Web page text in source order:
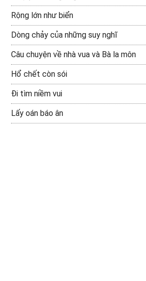
Rộng lớn như biển
Dòng chảy của những suy nghĩ
Câu chuyện về nhà vua và Bà la môn
Hổ chết còn sói
Đi tìm niềm vui
Lấy oán báo ân